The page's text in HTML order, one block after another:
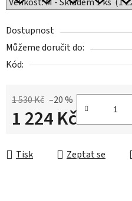
Dostupnost
Můžeme doručit do:
Kód:
1 530 Kč –20 %
1 224 Kč
Tisk Zeptat se